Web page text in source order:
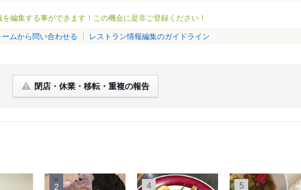
編集する事ができます！この機会に是非ご登録ください！
ムから問い合わせる レストラン情報編集のガイドライン
閉店・休業・移転・重複の報告
2 4 5